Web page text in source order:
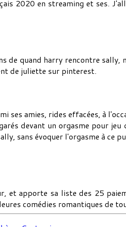
2020 en streaming et ses.
de quand harry rencontre
de juliette sur pinterest.
amies, rides effacées, à
devant un orgasme pour
sans évoquer l'orgasme à
et apporte sa liste des 25
comédies romantiques de